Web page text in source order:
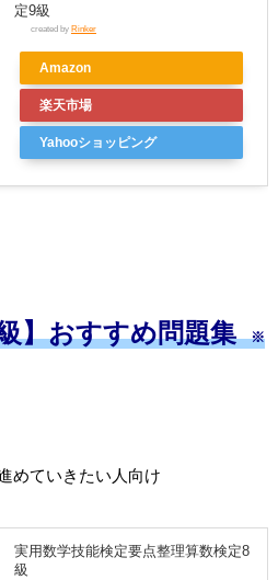
定9級
created by Rinker
Amazon
楽天市場
Yahooショッピング
】おすすめ問題集※
めていきたい人向け
実用数学技能検定要点整理算数検定8
級